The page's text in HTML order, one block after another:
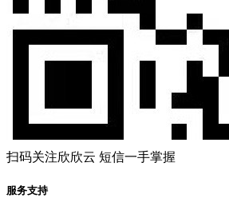
扫码关注欣欣云 短信一手掌握
服务支持